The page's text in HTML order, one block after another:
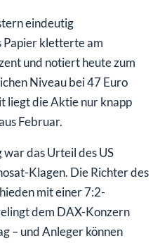
eindeutig
Papier kletterte am
und notiert heute zum
Niveau bei 47 Euro
liegt die Aktie nur knapp
Februar.
das Urteil des US
Klagen. Die Richter des
mit einer 7:2-
dem DAX-Konzern
– und Anleger können